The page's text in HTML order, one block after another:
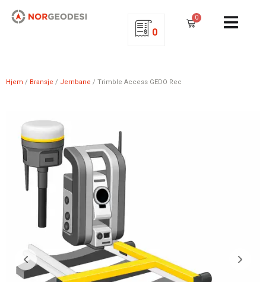
0
0
Hjem / Bransje / Jernbane / Trimble Access GEDO Rec